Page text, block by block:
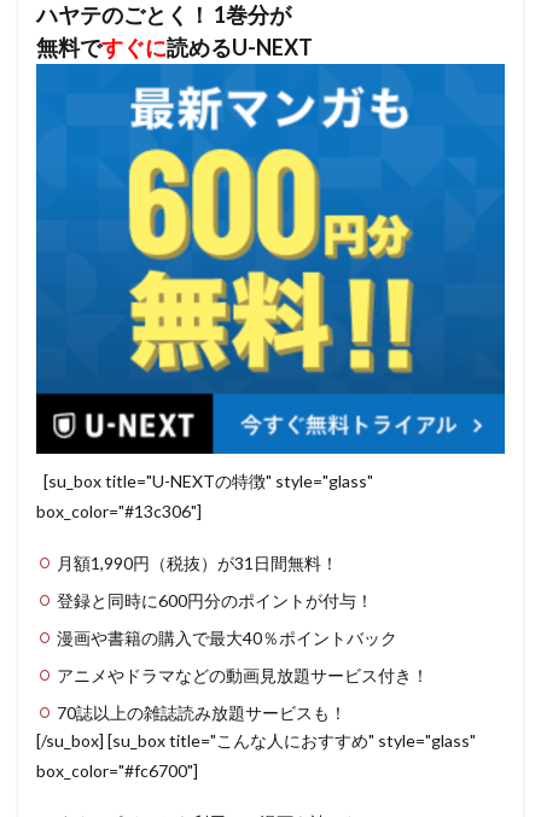
ハヤテのごとく！ 1巻分が
無料ですぐに読めるU-NEXT
[su_box title="U-NEXTの特徴" style="glass"
box_color="#13c306"]
月額1,990円（税抜）が31日間無料！
登録と同時に600円分のポイントが付与！
漫画や書籍の購入で最大40％ポイントバック
アニメやドラマなどの動画見放題サービス付き！
70誌以上の雑誌読み放題サービスも！
[/su_box] [su_box title="こんな人におすすめ" style="glass"
box_color="#fc6700"]